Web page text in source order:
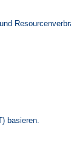
basieren.